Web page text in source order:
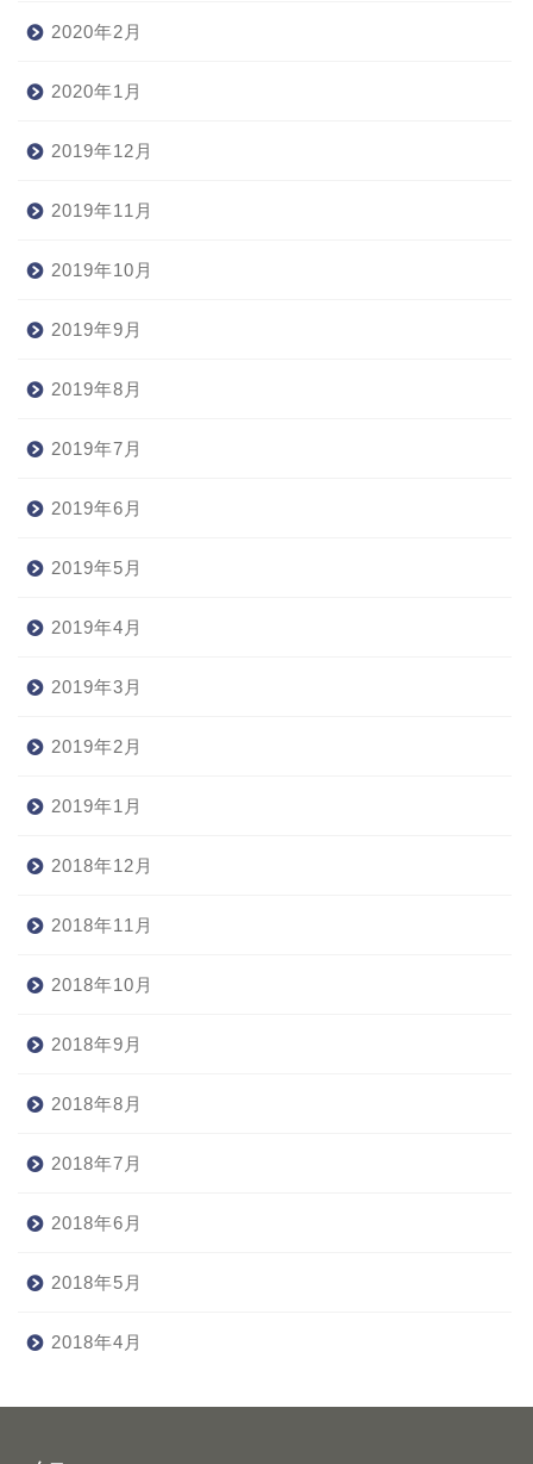
2020年2月
2020年1月
2019年12月
2019年11月
2019年10月
2019年9月
2019年8月
2019年7月
2019年6月
2019年5月
2019年4月
2019年3月
2019年2月
2019年1月
2018年12月
2018年11月
2018年10月
2018年9月
2018年8月
2018年7月
2018年6月
2018年5月
2018年4月